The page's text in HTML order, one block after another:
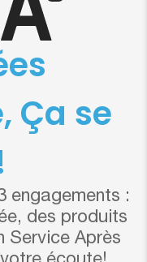
Ça se
engagements :
des produits
Service Après